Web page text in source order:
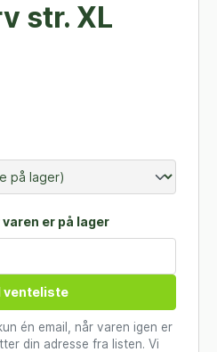
str. XL
er på lager
venteliste
én email, når varen igen er
din adresse fra listen. Vi